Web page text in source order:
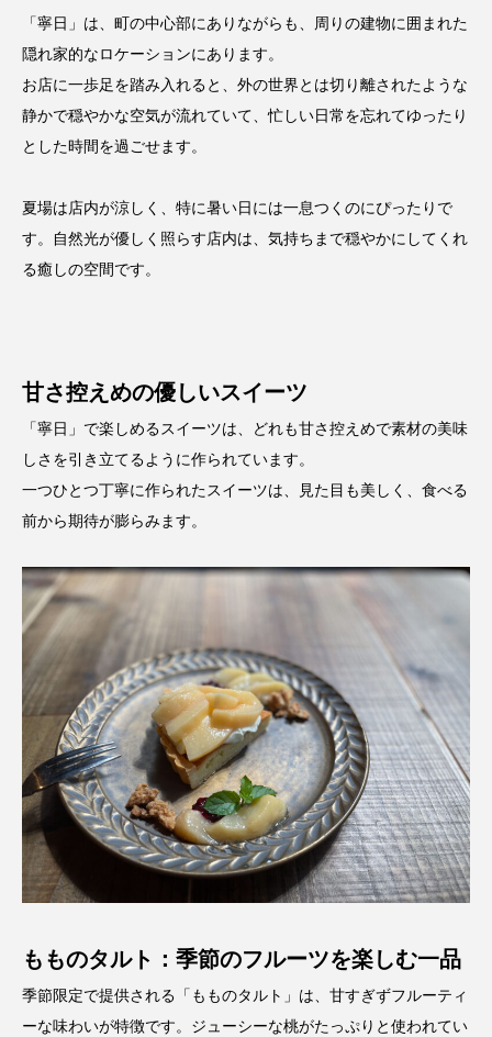
「寧日」は、町の中心部にありながらも、周りの建物に囲まれた
隠れ家的なロケーションにあります。
お店に一歩足を踏み入れると、外の世界とは切り離されたような
静かで穏やかな空気が流れていて、忙しい日常を忘れてゆったり
とした時間を過ごせます。
夏場は店内が涼しく、特に暑い日には一息つくのにぴったりで
す。自然光が優しく照らす店内は、気持ちまで穏やかにしてくれ
る癒しの空間です。
甘さ控えめの優しいスイーツ
「寧日」で楽しめるスイーツは、どれも甘さ控えめで素材の美味
しさを引き立てるように作られています。
一つひとつ丁寧に作られたスイーツは、見た目も美しく、食べる
前から期待が膨らみます。
もものタルト：季節のフルーツを楽しむ一品
季節限定で提供される「もものタルト」は、甘すぎずフルーティ
ーな味わいが特徴です。ジューシーな桃がたっぷりと使われてい